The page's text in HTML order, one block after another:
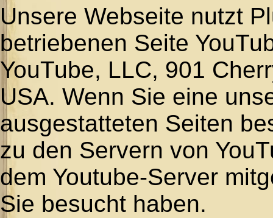
Unsere Webseite nutzt
betriebenen Seite
YouTube, LLC, 901
USA. Wenn Sie eine
ausgestatteten Seiten
zu den Servern von
dem Youtube-Server
Sie besucht haben.